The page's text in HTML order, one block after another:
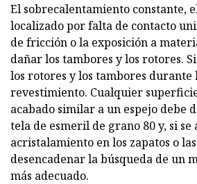
El sobrecalentamiento constante,
localizado por falta de contacto
de fricción o la exposición a
dañar los tambores y los rotores.
los rotores y los tambores durante
revestimiento. Cualquier
acabado similar a un espejo debe
tela de esmeril de grano 80 y, si se
acristalamiento en los zapatos o
desencadenar la búsqueda de un
más adecuado.